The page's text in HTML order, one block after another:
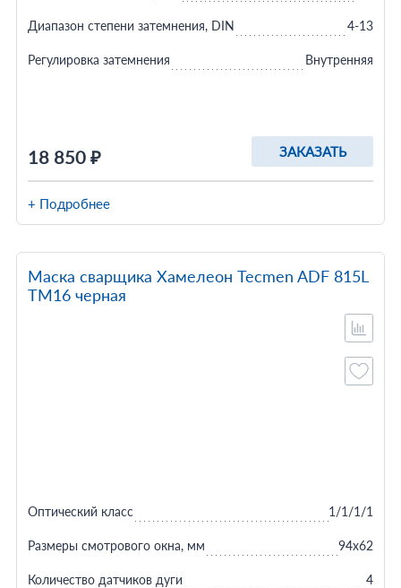
18 850 ₽ ЗАКАЗАТЬ
Диапазон степени затемнения, DIN 4-13
Регулировка затемнения Внутренняя
+ Подробнее
Маска сварщика Хамелеон Tecmen ADF 815L
TM16 черная
Оптический класс 1/1/1/1
Размеры смотрового окна, мм 94х62
Количество датчиков дуги 4